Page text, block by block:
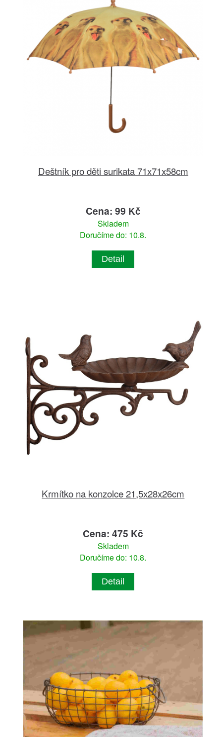
Deštník pro děti surikata 71x71x58cm
Cena: 99 Kč
Skladem
Doručíme do: 10.8.
Detail
Krmítko na konzolce 21,5x28x26cm
Cena: 475 Kč
Skladem
Doručíme do: 10.8.
Detail